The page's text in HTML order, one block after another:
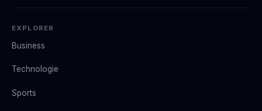
EXPLORER
Business
Technologie
Sports